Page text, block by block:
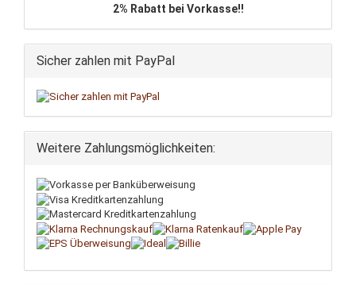
2% Rabatt bei Vorkasse!!
Sicher zahlen mit PayPal
Weitere Zahlungsmöglichkeiten: